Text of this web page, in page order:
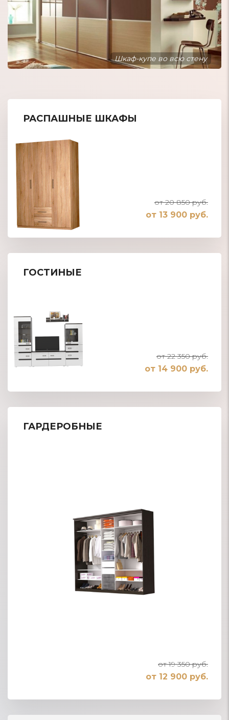
Шкаф-купе встроенный в нишу
РАСПАШНЫЕ ШКАФЫ
от 20 850 руб.
от 13 900 руб.
ГОСТИНЫЕ
от 22 350 руб.
от 14 900 руб.
ГАРДЕРОБНЫЕ
от 19 350 руб.
от 12 900 руб.